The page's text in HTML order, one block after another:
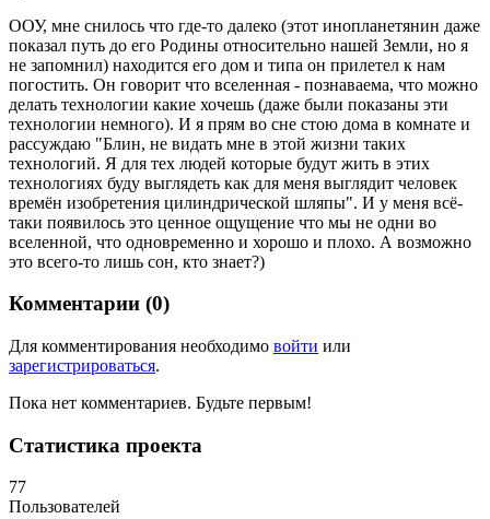
ООУ, мне снилось что где-то далеко (этот инопланетянин даже
показал путь до его Родины относительно нашей Земли, но я
не запомнил) находится его дом и типа он прилетел к нам
погостить. Он говорит что вселенная - познаваема, что можно
делать технологии какие хочешь (даже были показаны эти
технологии немного). И я прям во сне стою дома в комнате и
рассуждаю "Блин, не видать мне в этой жизни таких
технологий. Я для тех людей которые будут жить в этих
технологиях буду выглядеть как для меня выглядит человек
времён изобретения цилиндрической шляпы". И у меня всё-
таки появилось это ценное ощущение что мы не одни во
вселенной, что одновременно и хорошо и плохо. А возможно
это всего-то лишь сон, кто знает?)
Комментарии (0)
Для комментирования необходимо войти или
зарегистрироваться.
Пока нет комментариев. Будьте первым!
Статистика проекта
77
Пользователей